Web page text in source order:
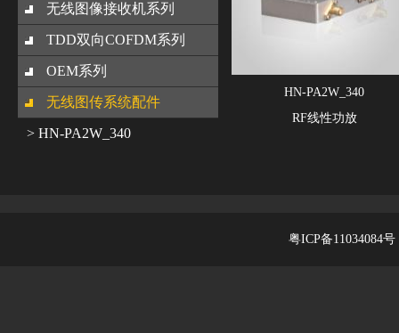
无线图像接收机系列
TDD双向COFDM系列
OEM系列
无线图传系统配件
> HN-PA2W_340
HN-PA2W_340
RF线性功放
粤ICP备11034084